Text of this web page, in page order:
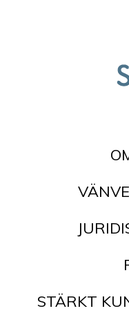
STÄRKT